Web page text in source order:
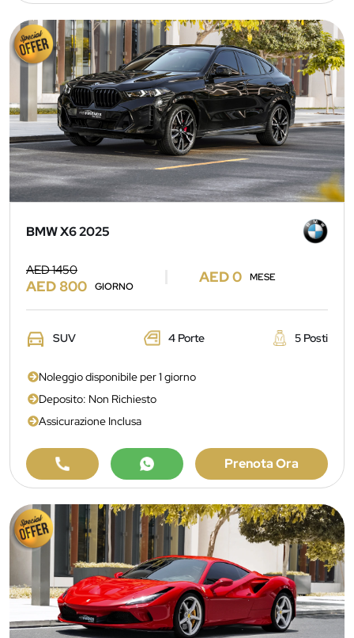
BMW X6 2025
AED 1450
AED 800 GIORNO
AED 0 MESE
SUV 4 Porte 5 Posti
Noleggio disponibile per 1 giorno
Deposito: Non Richiesto
Assicurazione Inclusa
Prenota Ora